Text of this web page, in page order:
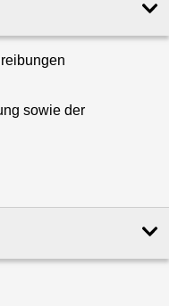
sowie der